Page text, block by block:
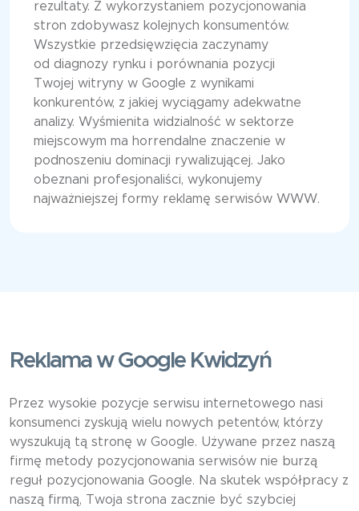
rezultaty. Z wykorzystaniem pozycjonowania
stron zdobywasz kolejnych konsumentów.
Wszystkie przedsięwzięcia zaczynamy
od diagnozy rynku i porównania pozycji
Twojej witryny w Google z wynikami
konkurentów, z jakiej wyciągamy adekwatne
analizy. Wyśmienita widzialność w sektorze
miejscowym ma horrendalne znaczenie w
podnoszeniu dominacji rywalizującej. Jako
obeznani profesjonaliści, wykonujemy
najważniejszej formy reklamę serwisów WWW.
Reklama w Google Kwidzyń
Przez wysokie pozycje serwisu internetowego nasi
konsumenci zyskują wielu nowych petentów, którzy
wyszukują tą stronę w Google. Używane przez naszą
firmę metody pozycjonowania serwisów nie burzą
reguł pozycjonowania Google. Na skutek współpracy z
naszą firmą, Twoja strona zacznie być szybciej